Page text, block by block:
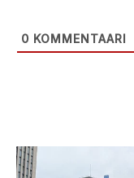
0 KOMMENTAARI